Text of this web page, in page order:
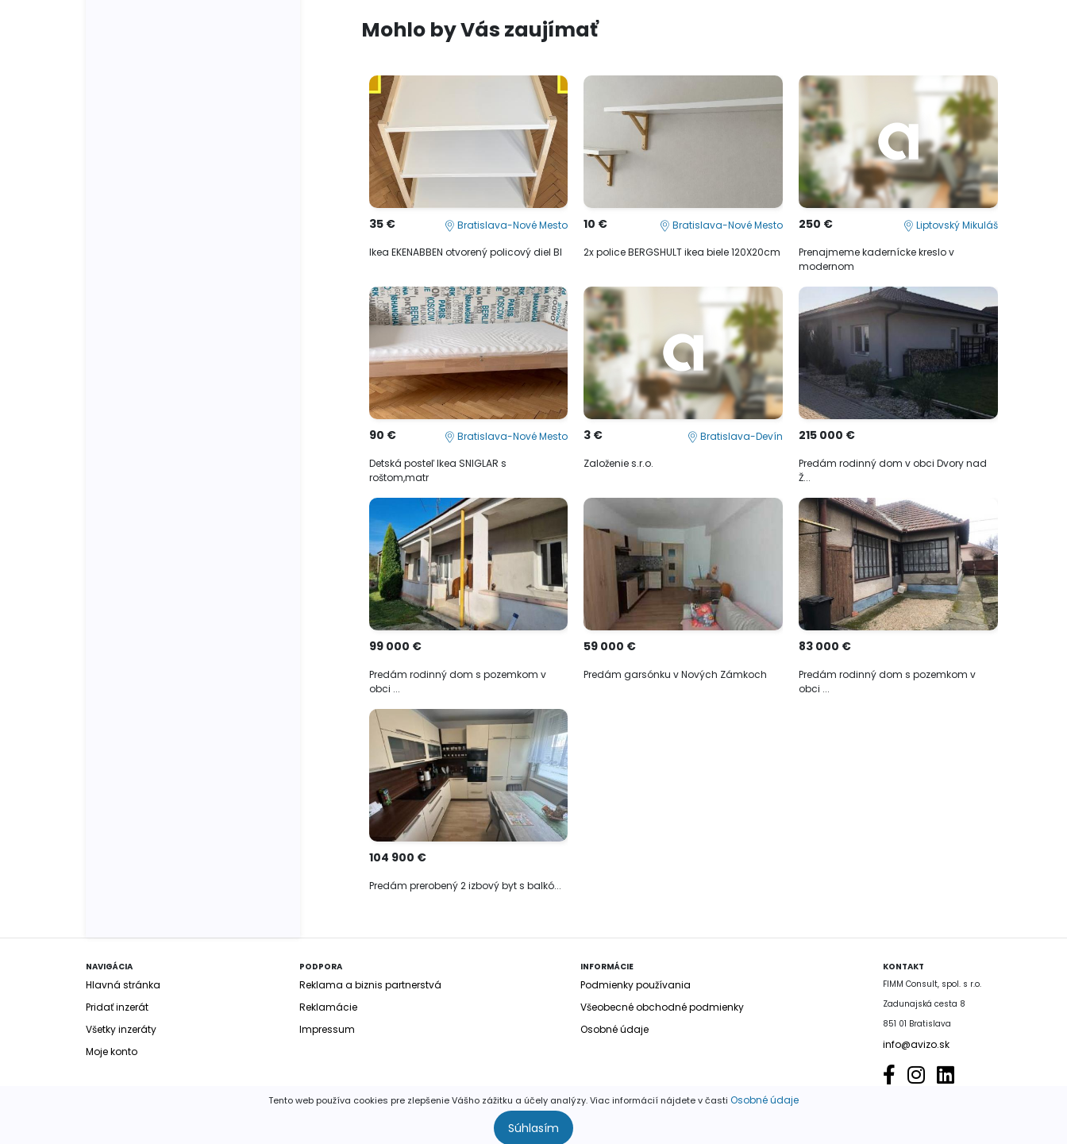
Tento web používa cookies pre zlepšenie Vášho zážitku a účely analýzy. Viac informácií nájdete v časti Osobné údaje
Súhlasím
Mohlo by Vás zaujímať
35 € Bratislava-Nové Mesto
Ikea EKENABBEN otvorený policový diel BI
10 € Bratislava-Nové Mesto
2x police BERGSHULT ikea biele 120X20cm
250 € Liptovský Mikuláš
Prenajmeme kadernícke kreslo v
modernom
90 € Bratislava-Nové Mesto
Detská posteľ Ikea SNIGLAR s
roštom,matr
3 € Bratislava-Devín
Založenie s.r.o.
215 000 €
Predám rodinný dom v obci Dvory nad
Ž...
99 000 €
Predám rodinný dom s pozemkom v
obci ...
59 000 €
Predám garsónku v Nových Zámkoch
83 000 €
Predám rodinný dom s pozemkom v
obci ...
104 900 €
Predám prerobený 2 izbový byt s balkó...
NAVIGÁCIA
Hlavná stránka
Pridať inzerát
Všetky inzeráty
Moje konto
PODPORA
Reklama a biznis partnerstvá
Reklamácie
Impressum
INFORMÁCIE
Podmienky používania
Všeobecné obchodné podmienky
Osobné údaje
KONTAKT
FIMM Consult, spol. s r.o.
Zadunajská cesta 8
851 01 Bratislava
info@avizo.sk
Všetky práva vyhradené. Publikovať a rozširovať akúkoľvek časť stránok je povolené výhradne so